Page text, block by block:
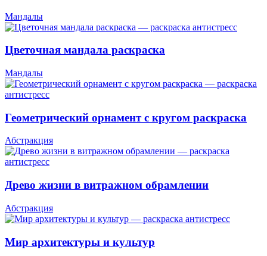
Мандалы
Цветочная мандала раскраска
Мандалы
Геометрический орнамент с кругом раскраска
Абстракция
Древо жизни в витражном обрамлении
Абстракция
Мир архитектуры и культур